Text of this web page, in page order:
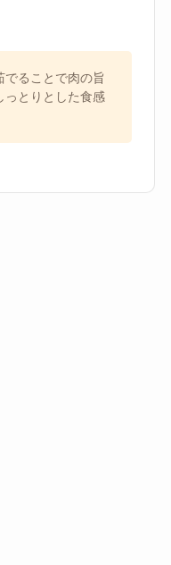
でることで肉の旨
っとりとした食感